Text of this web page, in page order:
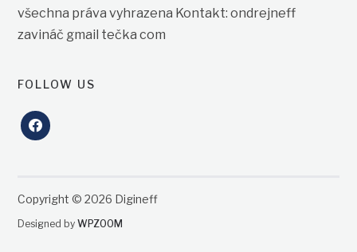
všechna práva vyhrazena Kontakt: ondrejneff
zavináč gmail tečka com
FOLLOW US
facebook
Copyright © 2026 Digineff
Designed byWPZOOM